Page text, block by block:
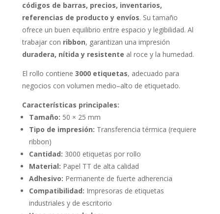
códigos de barras, precios, inventarios,
referencias de producto y envíos. Su tamaño
ofrece un buen equilibrio entre espacio y legibilidad. Al
trabajar con ribbon, garantizan una impresión
duradera, nítida y resistente al roce y la humedad.
El rollo contiene 3000 etiquetas, adecuado para
negocios con volumen medio–alto de etiquetado.
Características principales:
Tamaño: 50 × 25 mm
Tipo de impresión: Transferencia térmica (requiere
ribbon)
Cantidad: 3000 etiquetas por rollo
Material: Papel TT de alta calidad
Adhesivo: Permanente de fuerte adherencia
Compatibilidad: Impresoras de etiquetas
industriales y de escritorio